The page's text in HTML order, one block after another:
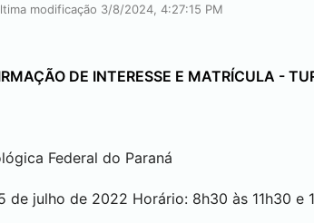
modificação 3/8/2024, 4:27:15 PM
DE INTERESSE E MATRÍCULA -
Federal do Paraná
de julho de 2022 Horário: 8h30 às 11h30 e